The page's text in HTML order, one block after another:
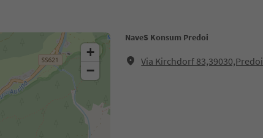
NaveS Konsum Predoi
Via Kirchdorf 83,39030,Predoi
+
−